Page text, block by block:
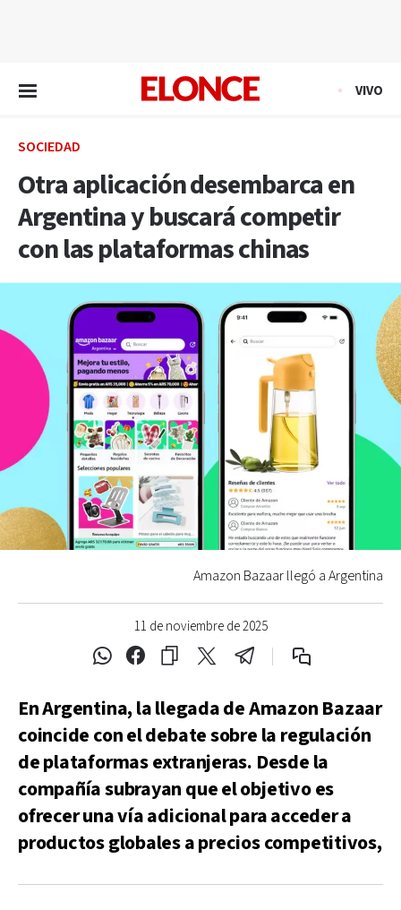
VIVO
SOCIEDAD
Otra aplicación desembarca en
Argentina y buscará competir
con las plataformas chinas
11 de noviembre de 2025
Amazon Bazaar llegó a Argentina
En Argentina, la llegada de Amazon Bazaar
coincide con el debate sobre la regulación
de plataformas extranjeras. Desde la
compañía subrayan que el objetivo es
ofrecer una vía adicional para acceder a
productos globales a precios competitivos,